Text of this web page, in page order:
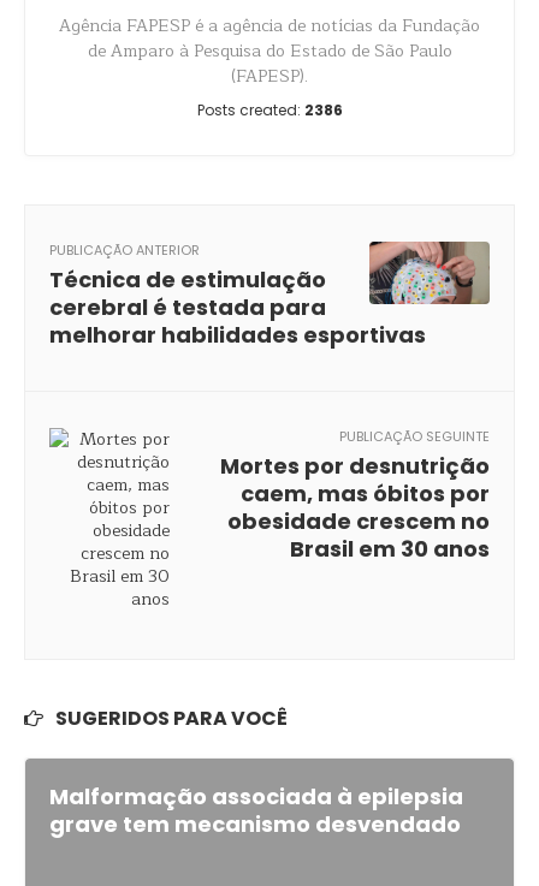
Agência FAPESP é a agência de notícias da Fundação
de Amparo à Pesquisa do Estado de São Paulo
(FAPESP).
Posts created: 2386
PUBLICAÇÃO ANTERIOR
Técnica de estimulação
cerebral é testada para
melhorar habilidades esportivas
PUBLICAÇÃO SEGUINTE
Mortes por desnutrição
caem, mas óbitos por
obesidade crescem no
Brasil em 30 anos
SUGERIDOS PARA VOCÊ
Malformação associada à epilepsia
grave tem mecanismo desvendado